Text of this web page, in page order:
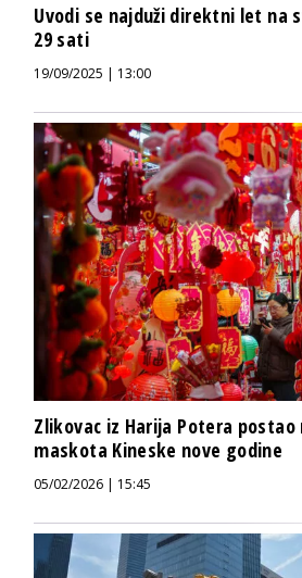
Uvodi se najduži direktni let na
29 sati
19/09/2025 | 13:00
Zlikovac iz Harija Potera postao
maskota Kineske nove godine
05/02/2026 | 15:45